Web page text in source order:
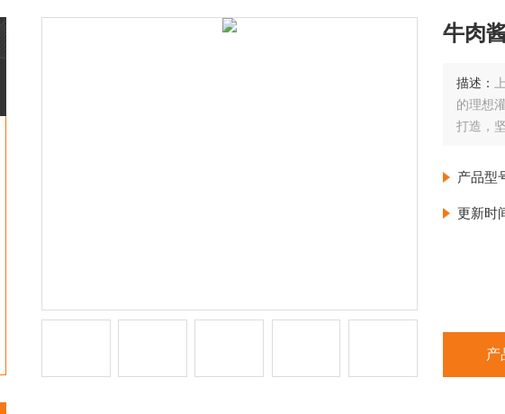
牛肉
描述：
的理想
打造，
产品型
更新时
产